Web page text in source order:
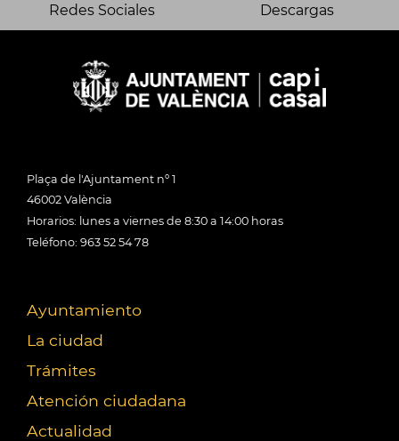
Redes Sociales Descargas
Plaça de l'Ajuntament nº 1
46002 València
Horarios: lunes a viernes de 8:30 a 14:00 horas
Teléfono: 963 52 54 78
Ayuntamiento
La ciudad
Trámites
Atención ciudadana
Actualidad